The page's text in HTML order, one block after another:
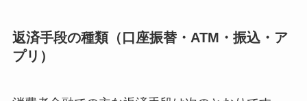
返済手段の種類（口座振替・ATM・振込・ア
プリ）